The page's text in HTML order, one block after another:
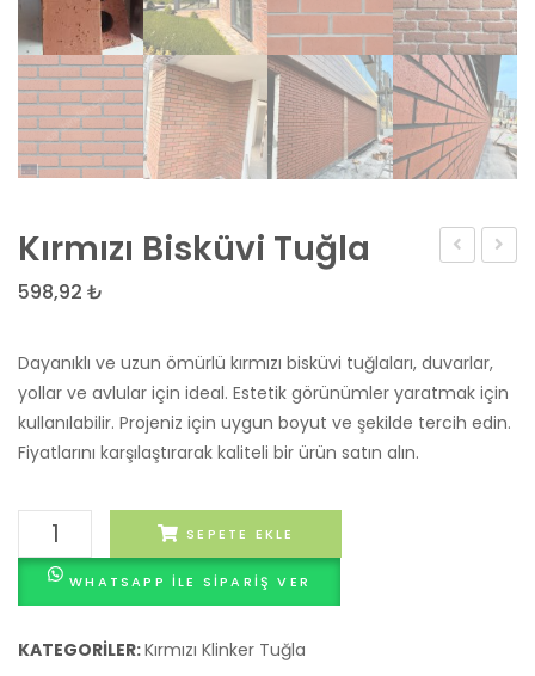
Kırmızı Bisküvi Tuğla
598,92 ₺
Dayanıklı ve uzun ömürlü kırmızı bisküvi tuğlaları, duvarlar,
yollar ve avlular için ideal. Estetik görünümler yaratmak için
kullanılabilir. Projeniz için uygun boyut ve şekilde tercih edin.
Fiyatlarını karşılaştırarak kaliteli bir ürün satın alın.
Kırmızı
Bisküvi
Tuğla
SEPETE EKLE
WHATSAPP ILE SIPARIŞ VER
KATEGORILER:Kırmızı Klinker Tuğla